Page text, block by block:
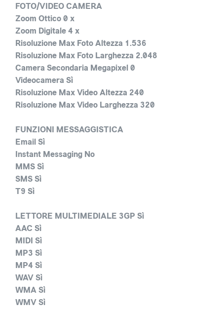
FOTO/VIDEO CAMERA
Zoom Ottico 0 x
Zoom Digitale 4 x
Risoluzione Max Foto Altezza 1.536
Risoluzione Max Foto Larghezza 2.048
Camera Secondaria Megapixel 0
Videocamera Sì
Risoluzione Max Video Altezza 240
Risoluzione Max Video Larghezza 320
FUNZIONI MESSAGGISTICA
Email Sì
Instant Messaging No
MMS Sì
SMS Sì
T9 Sì
LETTORE MULTIMEDIALE 3GP Sì
AAC Sì
MIDI Sì
MP3 Sì
MP4 Sì
WAV Sì
WMA Sì
WMV Sì